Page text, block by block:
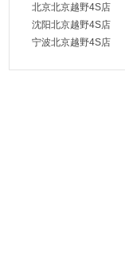
北京北京越野4S店
沈阳北京越野4S店
宁波北京越野4S店